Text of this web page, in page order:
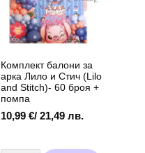
Комплект балони за
арка Лило и Стич (Lilo
and Stitch)- 60 броя +
помпа
10,99 €/ 21,49 лв.